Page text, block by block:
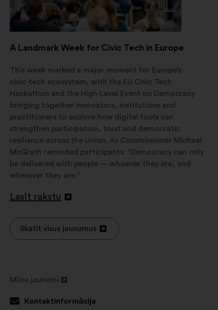
A Landmark Week for Civic Tech in Europe
This week marked a major moment for Europe’s
civic‑tech ecosystem, with the EU Civic Tech
Hackathon and the High‑Level Event on Democracy
bringing together innovators, institutions and
practitioners to explore how digital tools can
strengthen participation, trust and democratic
resilience across the Union. As Commissioner Michael
McGrath reminded participants: “Democracy can only
be delivered with people — whoever they are, and
wherever they are.”
Lasīt rakstu
Atvērt
cilnēSkatīt visus jaunumus
Mūsu jaunumi
Atvērt
jaunā
Kontaktinformācija